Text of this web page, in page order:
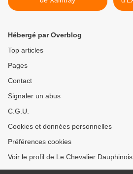
Hébergé par Overblog
Top articles
Pages
Contact
Signaler un abus
C.G.U.
Cookies et données personnelles
Préférences cookies
Voir le profil de Le Chevalier